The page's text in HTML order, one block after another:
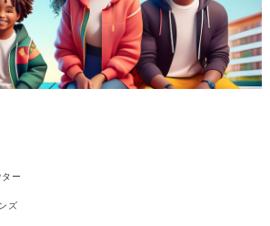
ー
ズ